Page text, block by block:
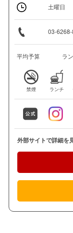
土曜日
03-
平均予算 ラ
禁煙 ランチ
外部サイトで詳細を